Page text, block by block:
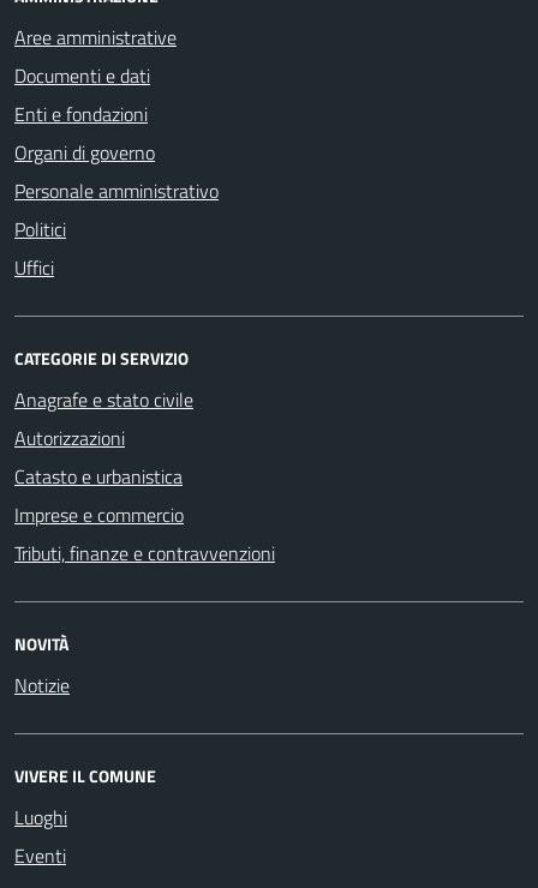
Aree amministrative
Documenti e dati
Enti e fondazioni
Organi di governo
Personale amministrativo
Politici
Uffici
CATEGORIE DI SERVIZIO
Anagrafe e stato civile
Autorizzazioni
Catasto e urbanistica
Imprese e commercio
Tributi, finanze e contravvenzioni
NOVITÀ
Notizie
VIVERE IL COMUNE
Luoghi
Eventi